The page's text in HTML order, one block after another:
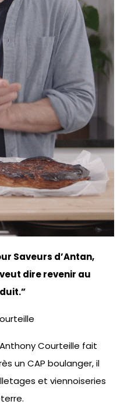
Saveurs d’Antan,
dire revenir au
Courteille fait
un CAP boulanger, il
et viennoiseries